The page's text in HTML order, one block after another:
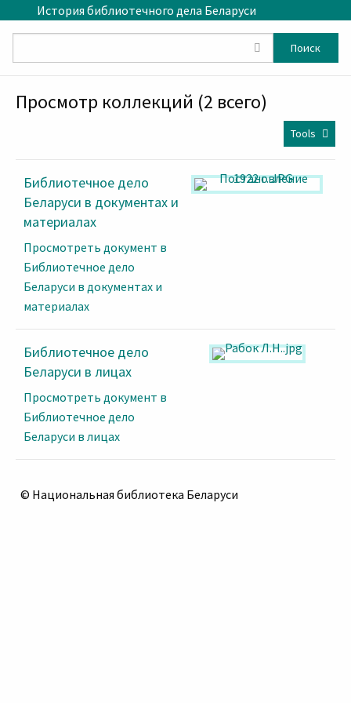
Skip to main content
История библиотечного дела Беларуси
Поиск
Просмотр коллекций (2 всего)
Tools
Библиотечное дело
Беларуси в документах и
материалах
Просмотреть документ в
Библиотечное дело
Беларуси в документах и
материалах
Библиотечное дело
Беларуси в лицах
Просмотреть документ в
Библиотечное дело
Беларуси в лицах
© Национальная библиотека Беларуси